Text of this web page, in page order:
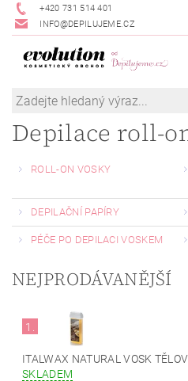
+420 731 514 401
INFO@DEPILUJEME.CZ
Depilace roll-
ROLL-ON VOSKY
DEPILAČNÍ PAPÍRY
PÉČE PO DEPILACI VOSKEM
NEJPRODÁVANĚJŠÍ
1.
ITALWAX NATURAL VOSK
SKLADEM